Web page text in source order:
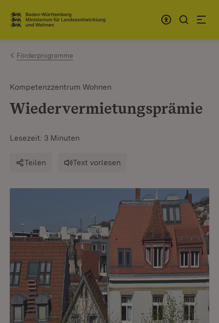
Zum Inhalt springen
Link zur Startseite
Förderprogramme
Kompetenzzentrum Wohnen
Wiedervermietungsprämie
Lesezeit: 3 Minuten
Teilen Text vorlesen